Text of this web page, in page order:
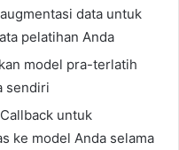
data untuk
pelatihan Anda
model pra-terlatih
sendiri
untuk
ke model Anda selama